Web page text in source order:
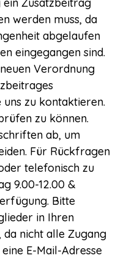
werden muss, da
abgelaufen
eingegangen sind.
Verordnung
zu kontaktieren.
zu können.
ab, um
Für Rückfragen
telefonisch zu
9.00-12.00 &
Bitte
in Ihren
nicht alle Zugang
E-Mail-Adresse